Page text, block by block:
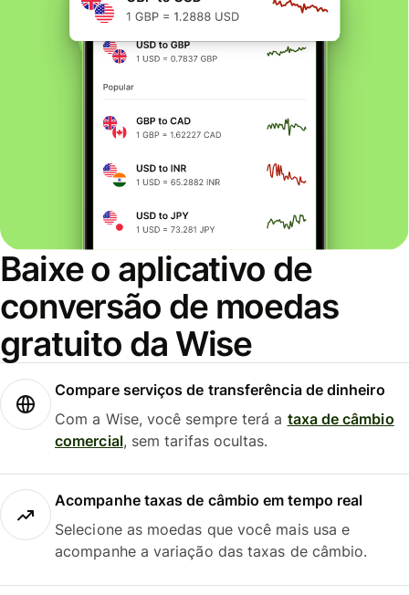
Baixe o aplicativo de
conversão de moedas
gratuito da Wise
Compare serviços de transferência de dinheiro
Com a Wise, você sempre terá a taxa de câmbio
comercial, sem tarifas ocultas.
Acompanhe taxas de câmbio em tempo real
Selecione as moedas que você mais usa e
acompanhe a variação das taxas de câmbio.